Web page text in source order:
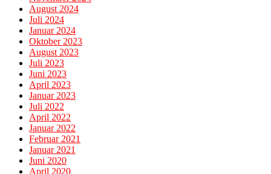
August 2024
Juli 2024
Januar 2024
Oktober 2023
August 2023
Juli 2023
Juni 2023
April 2023
Januar 2023
Juli 2022
April 2022
Januar 2022
Februar 2021
Januar 2021
Juni 2020
April 2020